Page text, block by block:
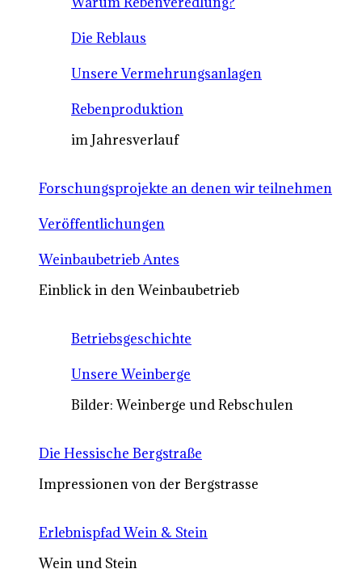
Die Reblaus
Unsere Vermehrungsanlagen
Rebenproduktion
im Jahresverlauf
Forschungsprojekte an denen wir teilnehmen
Veröffentlichungen
Weinbaubetrieb Antes
Einblick in den Weinbaubetrieb
Betriebsgeschichte
Unsere Weinberge
Bilder: Weinberge und Rebschulen
Die Hessische Bergstraße
Impressionen von der Bergstrasse
Erlebnispfad Wein & Stein
Wein und Stein